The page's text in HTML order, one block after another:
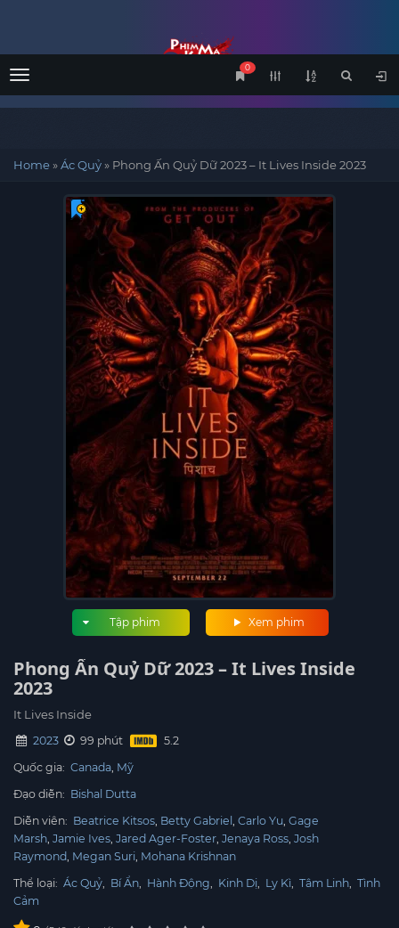
Menu
0
Home»Ác Quỷ» Phong Ấn Quỷ Dữ 2023 – It Lives Inside 2023
Xem phim
Tập phim
Phong Ấn Quỷ Dữ 2023 – It Lives Inside
2023
It Lives Inside
2023
99 phút
Quốc gia: Canada Mỹ
Đạo diễn: Bishal Dutta
Diễn viên: Beatrice Kitsos Betty Gabriel Carlo Yu Gage
Marsh Jamie Ives Jared Ager-Foster Jenaya Ross Josh
Raymond Megan Suri Mohana Krishnan
Thể loại: Ác Quỷ, Bí Ẩn, Hành Động, Kinh Dị, Ly Kì, Tâm Linh, Tình
Cảm